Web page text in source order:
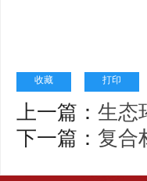
收藏 打印
上一篇： 生态
下一篇： 复合